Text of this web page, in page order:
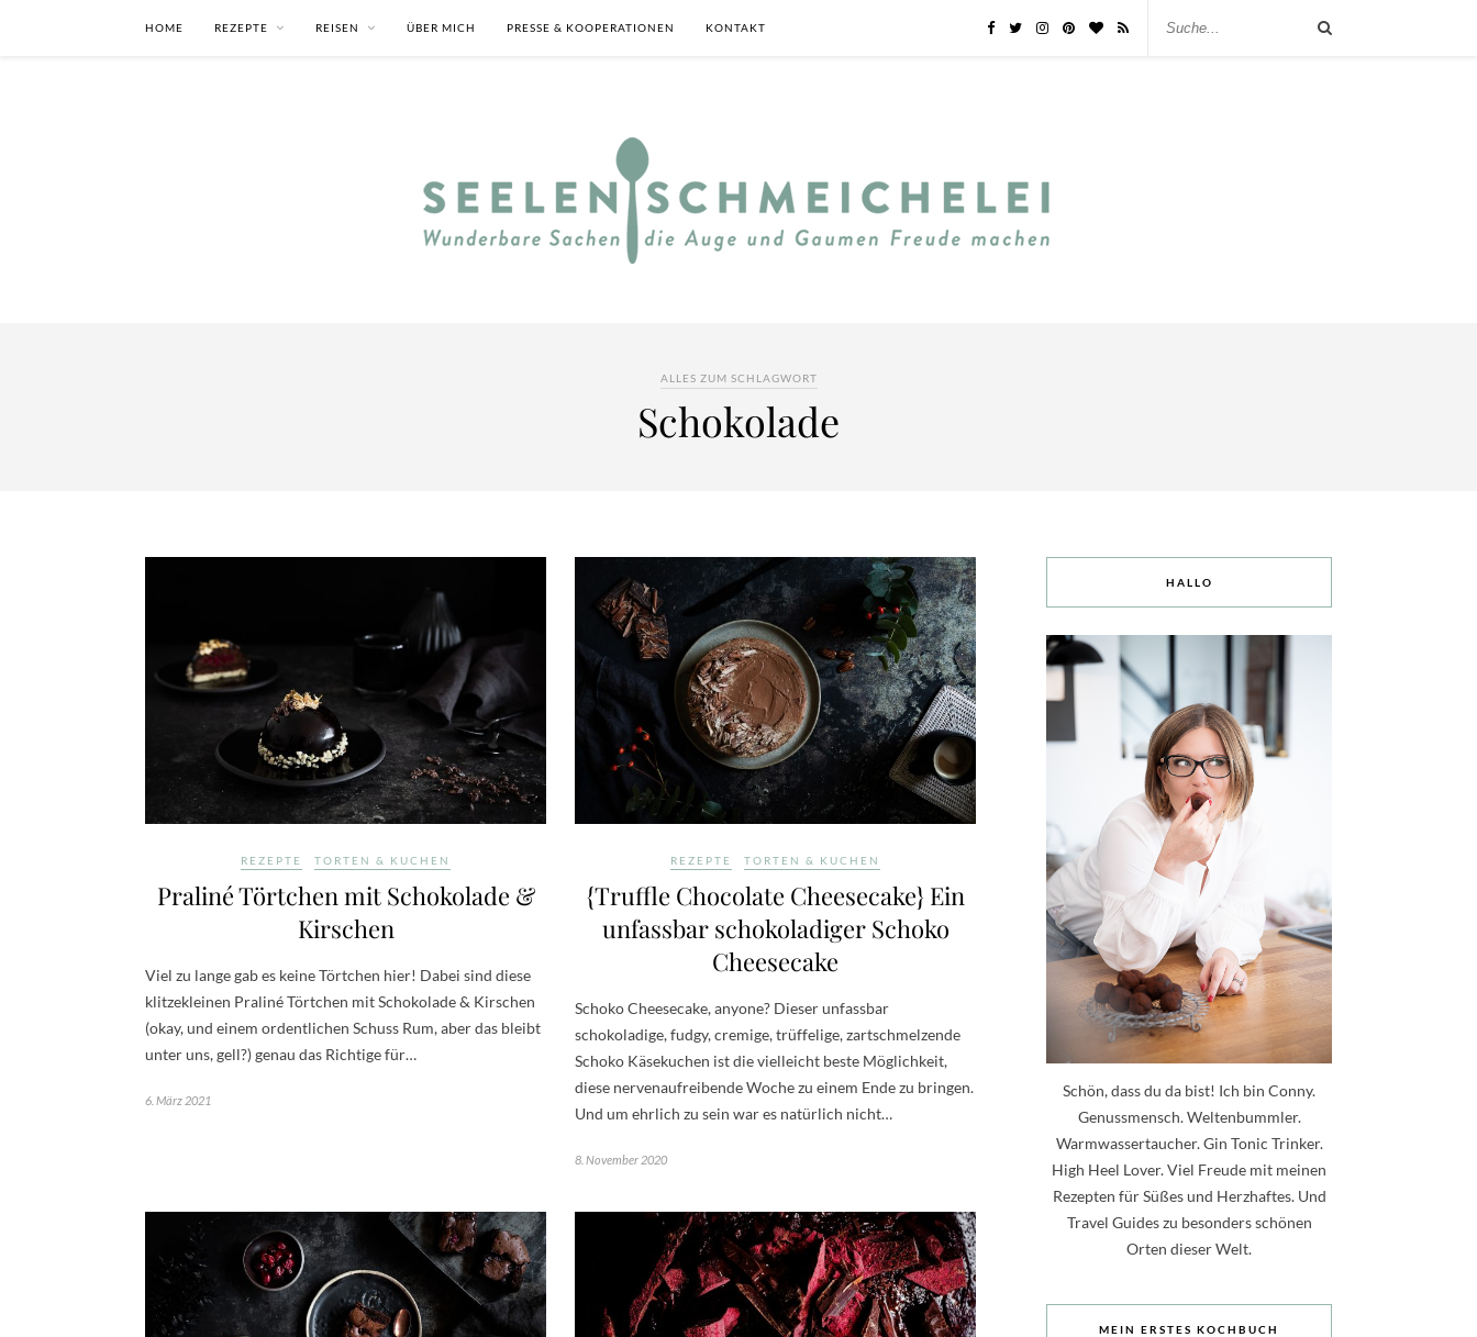
HOME REZEPTE REISEN ÜBER MICH PRESSE & KOOPERATIONEN KONTAKT
ALLES ZUM SCHLAGWORT
Schokolade
REZEPTE TORTEN & KUCHEN
Praliné Törtchen mit Schokolade &
Kirschen
Viel zu lange gab es keine Törtchen hier! Dabei sind diese
klitzekleinen Praliné Törtchen mit Schokolade & Kirschen
(okay, und einem ordentlichen Schuss Rum, aber das bleibt
unter uns, gell?) genau das Richtige für…
6. März 2021
REZEPTE TORTEN & KUCHEN
{Truffle Chocolate Cheesecake} Ein
unfassbar schokoladiger Schoko
Cheesecake
Schoko Cheesecake, anyone? Dieser unfassbar
schokoladige, fudgy, cremige, trüffelige, zartschmelzende
Schoko Käsekuchen ist die vielleicht beste Möglichkeit,
diese nervenaufreibende Woche zu einem Ende zu bringen.
Und um ehrlich zu sein war es natürlich nicht…
8. November 2020
HALLO
Schön, dass du da bist! Ich bin Conny.
Genussmensch. Weltenbummler.
Warmwassertaucher. Gin Tonic Trinker.
High Heel Lover. Viel Freude mit meinen
Rezepten für Süßes und Herzhaftes. Und
Travel Guides zu besonders schönen
Orten dieser Welt.
MEIN ERSTES KOCHBUCH